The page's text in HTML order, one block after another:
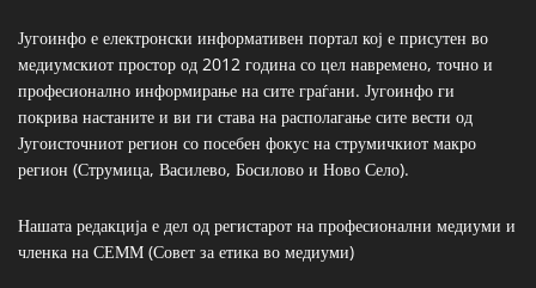
Југоинфо е електронски информативен портал кој е присутен во
медиумскиот простор од 2012 година со цел навремено, точно и
професионално информирање на сите граѓани. Југоинфо ги
покрива настаните и ви ги става на располагање сите вести од
Југоисточниот регион со посебен фокус на струмичкиот макро
регион (Струмица, Василево, Босилово и Ново Село).
Нашата редакција е дел од регистарот на професионални медиуми и
членка на СЕММ (Совет за етика во медиуми)